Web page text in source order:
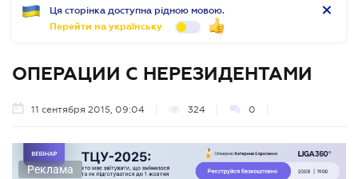
Ця сторінка доступна рідною мовою.
Перейти на українську
ОПЕРАЦИИ С НЕРЕЗИДЕНТАМИ
11 сентября 2015, 09:04 324 0
Реклама